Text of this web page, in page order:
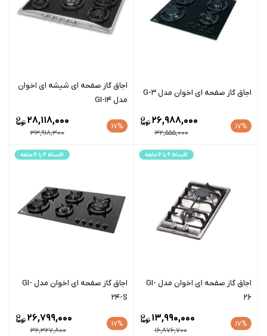
اجاق گاز صفحه ای اخوان مدل G-3
17%
32,555,000
26,988,000
اجاق گاز صفحه ای شیشه ای اخوان
مدل GI-14
17%
33,918,300
28,118,000
اجاق گاز صفحه ای اخوان مدل GI-
26
17%
16,876,700
13,990,000
اجاق گاز صفحه ای اخوان مدل GI-
24-S
17%
32,327,800
26,799,000